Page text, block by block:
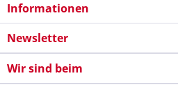
Informationen
Newsletter
Wir sind beim